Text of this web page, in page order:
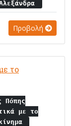
Προβολή
το
Πόπης
με το